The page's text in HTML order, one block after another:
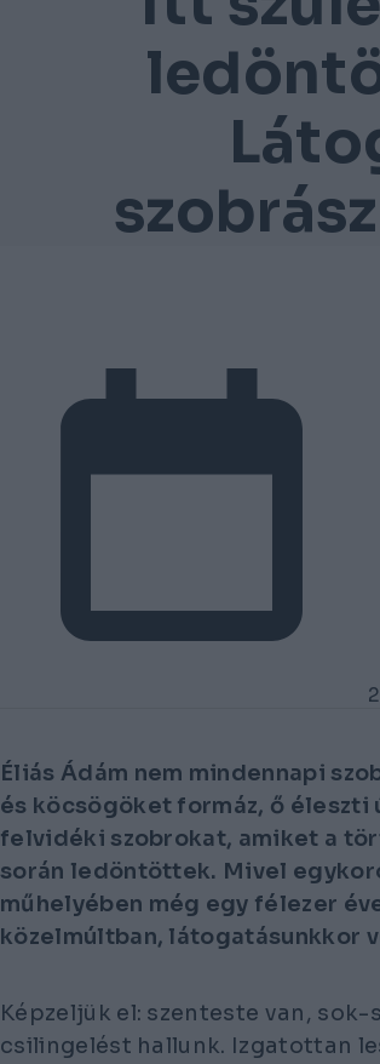
Éliás Ádám nem mindennapi
és köcsögöket formáz, ő éleszti
felvidéki szobrokat, amiket a
során ledöntöttek. Mivel
műhelyében még egy félezer
közelmúltban, látogatásunkkor
Képzeljük el: szenteste van,
csilingelést hallunk. Izgatottan